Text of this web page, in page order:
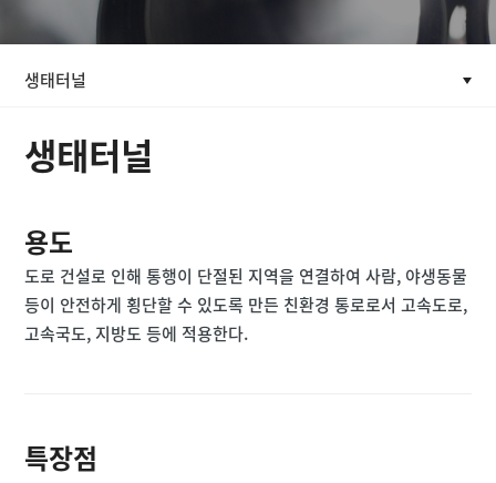
생태터널
생태터널
용도
도로 건설로 인해 통행이 단절된 지역을 연결하여 사람, 야생동물
등이 안전하게 횡단할 수 있도록 만든 친환경 통로로서 고속도로,
고속국도, 지방도 등에 적용한다.
특장점